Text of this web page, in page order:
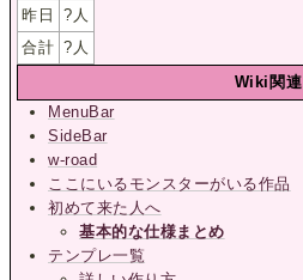
昨日
? 人
合計 ? 人
Wiki関連
MenuBar
SideBar
w-road
ここにいるモンスターがいる作品
初めて来た人へ
基本的な仕様まとめ
テンプレ一覧